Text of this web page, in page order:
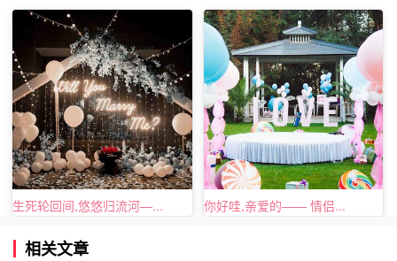
七夕决定好一个求婚场地之后，就可以了解一下
生死轮回间,悠悠归流河—... 你好哇,亲爱的—— 情侣...
相关文章